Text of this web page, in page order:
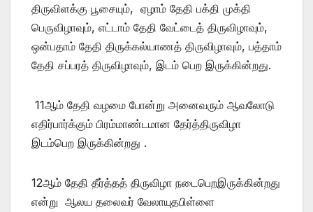
திருவிளக்கு பூசையும், ஏழாம் தேதி பக்தி முக்தி
பெருவிழாவும், எட்டாம் தேதி வேட்டைத் திருவிழாவும்,
ஒன்பதாம் தேதி திருக்கல்யாணத் திருவிழாவும், பத்தாம்
தேதி சப்பரத் திருவிழாவும், இடம் பெற இருக்கின்றது.
11ஆம் தேதி வழமை போன்று அனைவரும் ஆவலோடு
எதிர்பார்க்கும் பிரம்மாண்டமான தேர்த்திருவிழா
இடம்பெற இருக்கின்றது .
12ஆம் தேதி தீர்த்தத் திருவிழா நடைபெறஇருக்கின்றது
என்று ஆலய தலைவர் வேலாயுதபிள்ளை